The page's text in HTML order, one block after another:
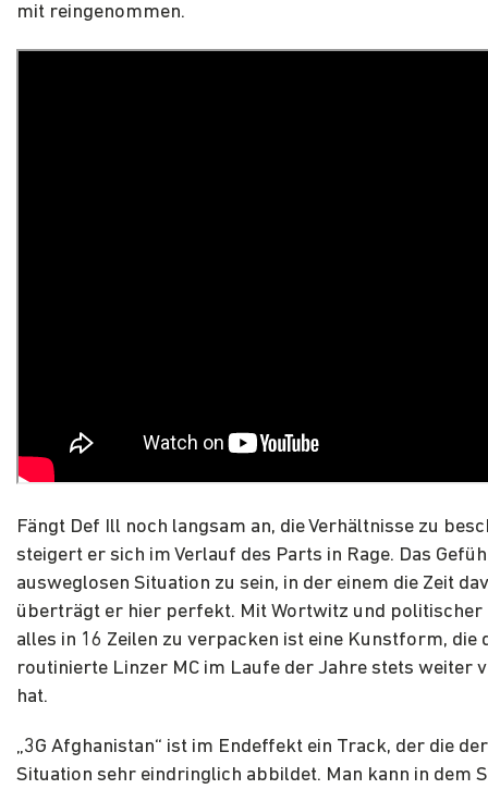
mit reingenommen.
Fängt Def Ill noch langsam an, die Verhältnisse zu
steigert er sich im Verlauf des Parts in Rage. Das
ausweglosen Situation zu sein, in der einem die Zeit
überträgt er hier perfekt. Mit Wortwitz und politischer
alles in 16 Zeilen zu verpacken ist eine Kunstform, die
routinierte Linzer MC im Laufe der Jahre stets weiter
hat.
„3G Afghanistan“ ist im Endeffekt ein Track, der die
Situation sehr eindringlich abbildet. Man kann in dem